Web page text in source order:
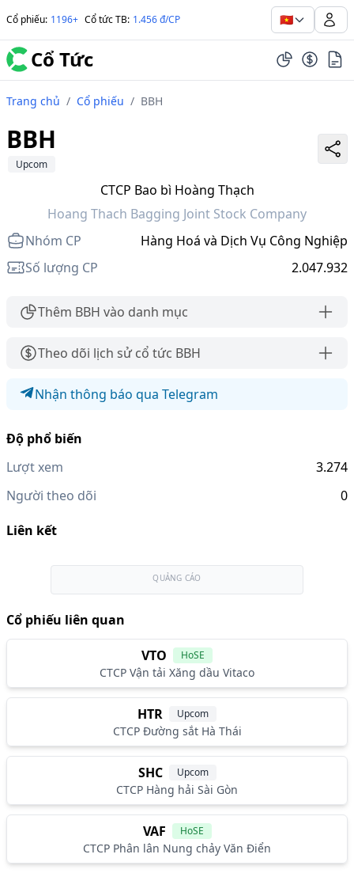
Cổ phiếu: 1196+ Cổ tức TB: 1.456 đ/CP 🇻🇳
Cổ Tức
Trang chủ / Cổ phiếu / BBH
BBH
Upcom
CTCP Bao bì Hoàng Thạch
Hoang Thach Bagging Joint Stock Company
Nhóm CP
Hàng Hoá và Dịch Vụ Công Nghiệp
Số lượng CP
2.047.932
Thêm BBH vào danh mục
Theo dõi lịch sử cổ tức BBH
Nhận thông báo qua Telegram
Độ phổ biến
Lượt xem
3.274
Người theo dõi
0
Liên kết
QUẢNG CÁO
Cổ phiếu liên quan
VTO HoSE
CTCP Vận tải Xăng dầu Vitaco
HTR Upcom
CTCP Đường sắt Hà Thái
SHC Upcom
CTCP Hàng hải Sài Gòn
VAF HoSE
CTCP Phân lân Nung chảy Văn Điển